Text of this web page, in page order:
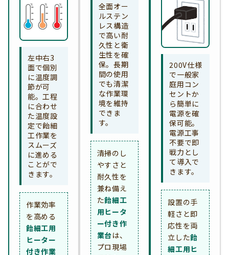
左中右3
面で個別
に温度調
節が可
能。工程
に合わせ
た温度設
定で飴細
工作業を
スムーズ
に進める
ことがで
きます。
作業効率
を高める
飴細工用
ヒーター
付き作業
全面オー
ルステン
レス構造
で高い耐
久性と衛
生性を確
保。長期
間の使用
でも清潔
な作業環
境を維持
できま
す。
清掃のし
やすさと
耐久性を
兼ね備え
た飴細工
用ヒータ
ー付き作
業台は、
プロ現場
200V仕様
で一般家
庭用コン
セントか
ら簡単に
電源を確
保可能。
電源工事
不要で即
戦力とし
て導入で
きます。
設置の手
軽さと即
応性を両
立した飴
細工用ヒ